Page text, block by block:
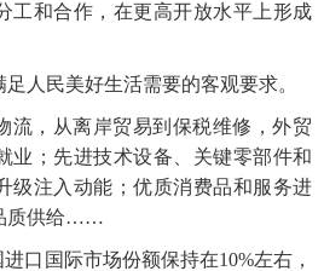
工和合作，在更高开放水平上形成
人民美好生活需要的客观要求。
流，从离岸贸易到保税维修，外贸
业；先进技术设备、关键零部件和
级注入动能；优质消费品和服务进
质供给……
口国际市场份额保持在10%左右，